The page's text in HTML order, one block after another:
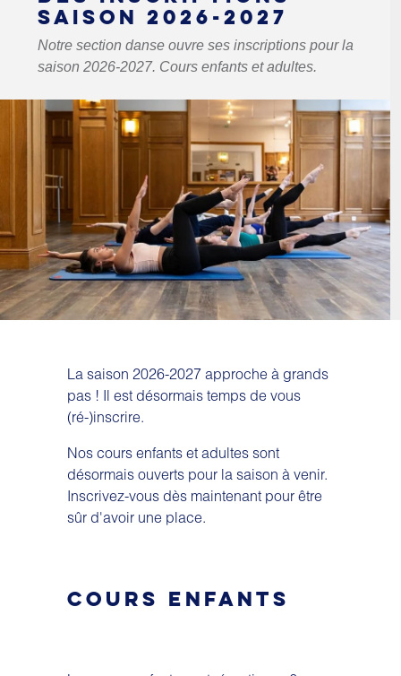
SAISON 2026-2027
Notre section danse ouvre ses inscriptions pour la
saison 2026-2027. Cours enfants et adultes.
La saison 2026-2027 approche à grands
pas ! Il est désormais temps de vous
(ré-)inscrire.
Nos cours enfants et adultes sont
désormais ouverts pour la saison à venir.
Inscrivez-vous dès maintenant pour être
sûr d'avoir une place.
COURS ENFANTS